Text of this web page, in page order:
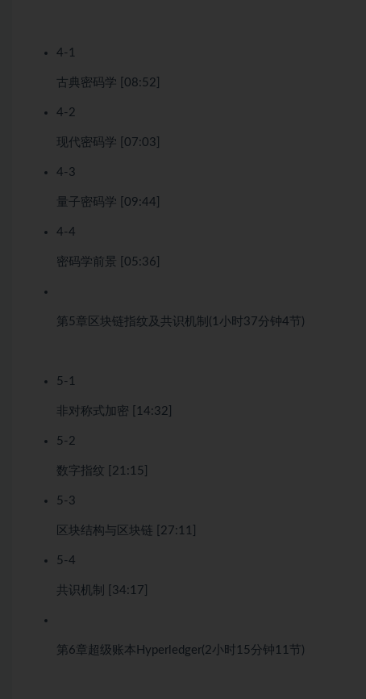
4-1
古典密码学 [08:52]
4-2
现代密码学 [07:03]
4-3
量子密码学 [09:44]
4-4
密码学前景 [05:36]
第5章 区块链指纹及共识机制 (1小时37分钟4节)
5-1
非对称式加密 [14:32]
5-2
数字指纹 [21:15]
5-3
区块结构与区块链 [27:11]
5-4
共识机制 [34:17]
第6章 超级账本Hyperledger(2小时15分钟 11节)